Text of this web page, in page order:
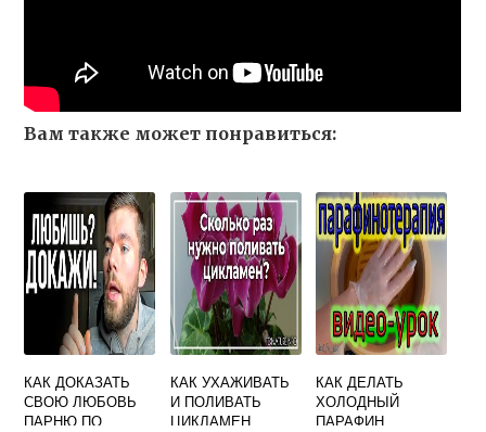
Вам также может понравиться:
КАК ДОКАЗАТЬ
СВОЮ ЛЮБОВЬ
ПАРНЮ ПО
КАК УХАЖИВАТЬ
И ПОЛИВАТЬ
ЦИКЛАМЕН
КАК ДЕЛАТЬ
ХОЛОДНЫЙ
ПАРАФИН